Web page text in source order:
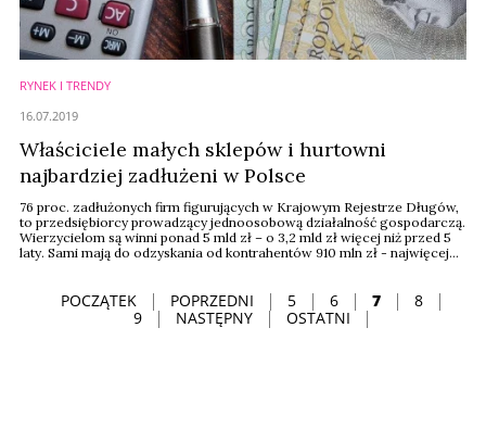
RYNEK I TRENDY
Właściciele małych sklepów i hurtowni
najbardziej zadłużeni w Polsce
76 proc. zadłużonych firm figurujących w Krajowym Rejestrze Długów,
to przedsiębiorcy prowadzący jednoosobową działalność gospodarczą.
Wierzycielom są winni ponad 5 mld zł – o 3,2 mld zł więcej niż przed 5
laty. Sami mają do odzyskania od kontrahentów 910 mln zł - najwięcej
16.07.2019
POCZĄTEK POPRZEDNI 5 6 7
8
9
NASTĘPNY OSTATNI